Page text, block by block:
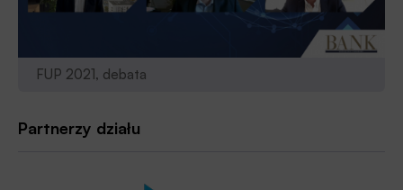
FUP 2021, debata
Partnerzy działu